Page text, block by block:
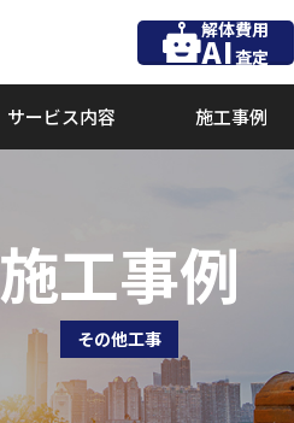
解体費用
AI査定
サービス内容 施工事例
施工事例
その他工事